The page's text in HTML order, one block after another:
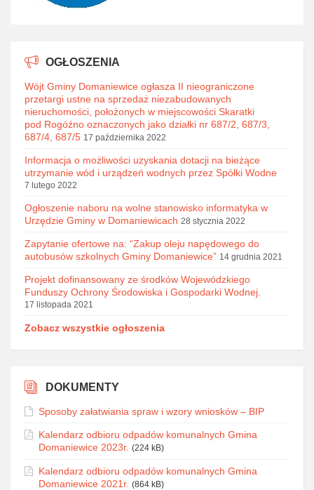
OGŁOSZENIA
Wójt Gminy Domaniewice ogłasza II nieograniczone
przetargi ustne na sprzedaż niezabudowanych
nieruchomości, położonych w miejscowości Skaratki
pod Rogóźno oznaczonych jako działki nr 687/2, 687/3,
687/4, 687/5 17 października 2022
Informacja o możliwości uzyskania dotacji na bieżące
utrzymanie wód i urządzeń wodnych przez Spółki Wodne
7 lutego 2022
Ogłoszenie naboru na wolne stanowisko informatyka w
Urzędzie Gminy w Domaniewicach 28 stycznia 2022
Zapytanie ofertowe na: “Zakup oleju napędowego do
autobusów szkolnych Gminy Domaniewice” 14 grudnia 2021
Projekt dofinansowany ze środków Wojewódzkiego
Funduszy Ochrony Środowiska i Gospodarki Wodnej.
17 listopada 2021
Zobacz wszystkie ogłoszenia
DOKUMENTY
Sposoby załatwiania spraw i wzory wniosków – BIP
Kalendarz odbioru odpadów komunalnych Gmina
Domaniewice 2023r. (224 kB)
Kalendarz odbioru odpadów komunalnych Gmina
Domaniewice 2021r. (864 kB)